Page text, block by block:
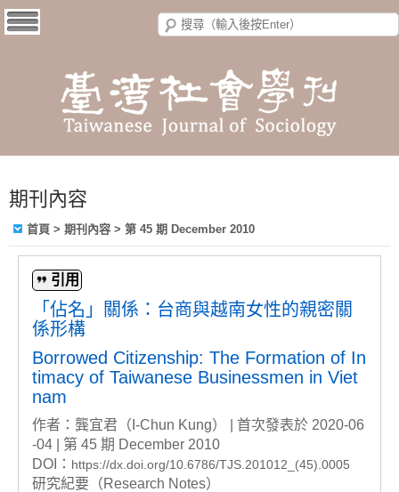
期刊內容
首頁 > 期刊內容 > 第 45 期 December 2010
引用
「佔名」關係：台商與越南女性的親密關
係形構
Borrowed Citizenship: The Formation of In
timacy of Taiwanese Businessmen in Viet
nam
作者：龔宜君（I-Chun Kung） | 首次發表於 2020-06
-04 | 第 45 期 December 2010
DOI： https://dx.doi.org/10.6786/TJS.201012_(45).0005
研究紀要（Research Notes）